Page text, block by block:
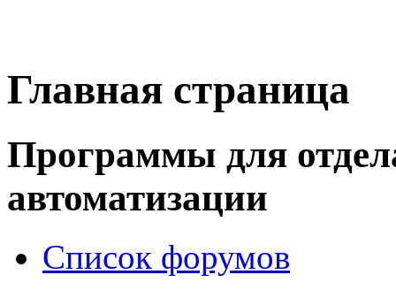
Главная страница
Программы для
автоматизации
Список форумов